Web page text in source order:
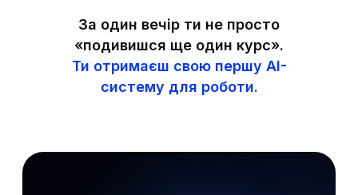
За один вечір ти не просто
«подивишся ще один курс».
Ти отримаєш свою першу AI-
систему для роботи.